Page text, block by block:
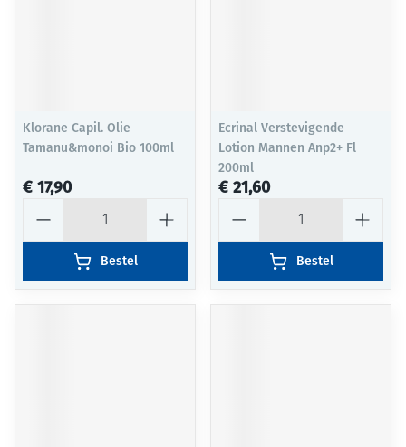
Klorane Capil. Olie
Tamanu&monoi Bio 100ml
€ 17,90
Bestel
Ecrinal Verstevigende
Lotion Mannen Anp2+ Fl
200ml
€ 21,60
Bestel